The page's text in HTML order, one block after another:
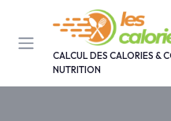
CALCUL DES CALORIES &
NUTRITION
Panneau de gestion des cookies